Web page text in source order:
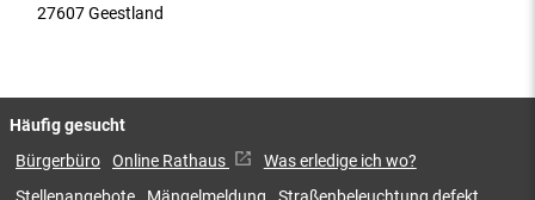
27607 Geestland
Häufig gesucht
Bürgerbüro Online Rathaus
Was erledige ich wo?